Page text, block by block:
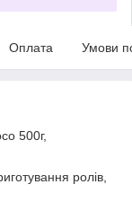
Оплата Умови
500г,
ролів,